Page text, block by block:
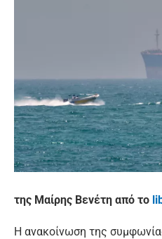
της Μαίρης Βενέτη από το
Η ανακοίνωση της